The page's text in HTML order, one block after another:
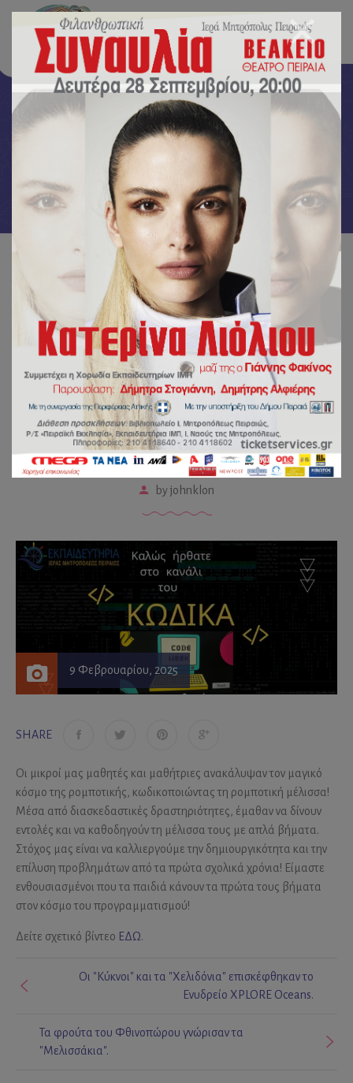
Δραστηριότητες
Αρχική Δραστηριότητες /
Γιορτάσαμε την Εβδομάδα του Κώδικα στο Νηπιαγωγείο!
Γιορτάσαμε την Εβδομάδα
του Κώδικα στο
Νηπιαγωγείο!
byjohnklon
9 Φεβρουαρίου, 2025
SHARE
Οι μικροί μας μαθητές και μαθήτριες ανακάλυψαν τον μαγικό
κόσμο της ρομποτικής, κωδικοποιώντας τη ρομποτική μέλισσα!
Μέσα από διασκεδαστικές δραστηριότητες, έμαθαν να δίνουν
εντολές και να καθοδηγούν τη μέλισσα τους με απλά βήματα.
Στόχος μας είναι να καλλιεργούμε την δημιουργικότητα και την
επίλυση προβλημάτων από τα πρώτα σχολικά χρόνια! Είμαστε
ενθουσιασμένοι που τα παιδιά κάνουν τα πρώτα τους βήματα
στον κόσμο του προγραμματισμού!
Δείτε σχετικό βίντεο ΕΔΩ.
Τα φρούτα του Φθινοπώρου γνώρισαν τα
"Μελισσάκια".
Οι "Κύκνοι" και τα "Χελιδόνια" επισκέφθηκαν το
Ενυδρείο XPLORE Oceans.